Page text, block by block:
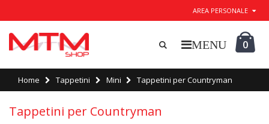
AREA PERSONALE
0
Home Tappetini Mini Tappetini per Countryman
Tappetini per Countryman